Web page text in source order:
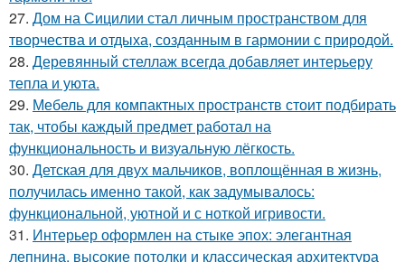
27. Дом на Сицилии стал личным пространством для
творчества и отдыха, созданным в гармонии с природой.
28. Деревянный стеллаж всегда добавляет интерьеру
тепла и уюта.
29. Мебель для компактных пространств стоит подбирать
так, чтобы каждый предмет работал на
функциональность и визуальную лёгкость.
30. Детская для двух мальчиков, воплощённая в жизнь,
получилась именно такой, как задумывалось:
функциональной, уютной и с ноткой игривости.
31. Интерьер оформлен на стыке эпох: элегантная
лепнина, высокие потолки и классическая архитектура